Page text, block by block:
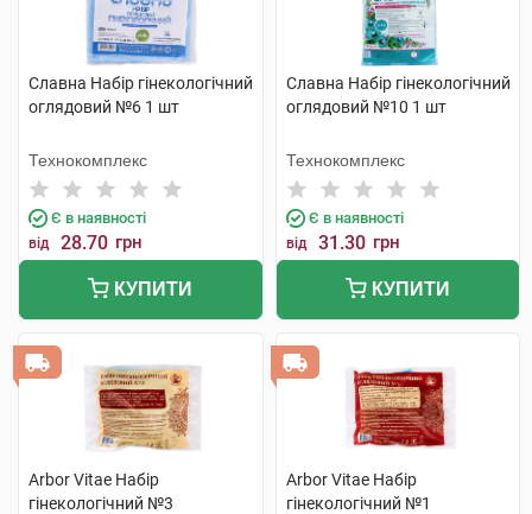
Славна Набір гінекологічний
оглядовий №6 1 шт
Технокомплекс
Є в наявності
від 28.70 грн
КУПИТИ
Славна Набір гінекологічний
оглядовий №10 1 шт
Технокомплекс
Є в наявності
від 31.30 грн
КУПИТИ
Arbor Vitae Набір
гінекологічний №3
Arbor Vitae Набір
гінекологічний №1